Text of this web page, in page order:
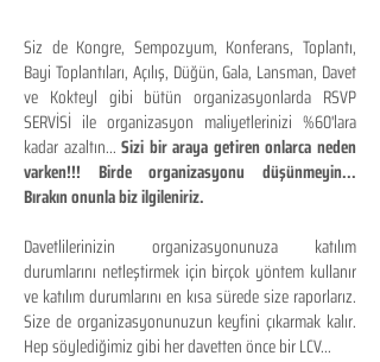
Siz de Kongre, Sempozyum, Konferans, Toplantı,
Bayi Toplantıları, Açılış, Düğün, Gala, Lansman, Davet
ve Kokteyl gibi bütün organizasyonlarda RSVP
SERVİSİ ile organizasyon maliyetlerinizi %60'lara
kadar azaltın...Sizi bir araya getiren onlarca neden
varken!!! Birde organizasyonu düşünmeyin...
Bırakın onunla biz ilgileniriz.
Davetlilerinizin organizasyonunuza katılım
durumlarını netleştirmek için birçok yöntem kullanır
ve katılım durumlarını en kısa sürede size raporlarız.
Size de organizasyonunuzun keyfini çıkarmak kalır.
Hep söylediğimiz gibi her davetten önce bir LCV...